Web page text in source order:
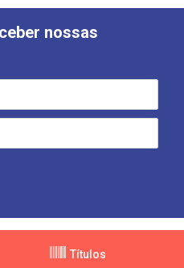
nossas
Títulos